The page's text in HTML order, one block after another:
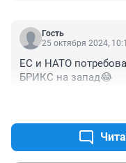
Гость
25 октября 2024,
ЕС и НАТО
БРИКС на запад😂